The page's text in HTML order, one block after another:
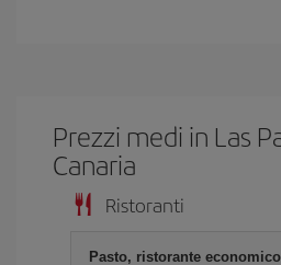
Prezzi medi in Las
Canaria
Ristoranti
Pasto, ristorante economico